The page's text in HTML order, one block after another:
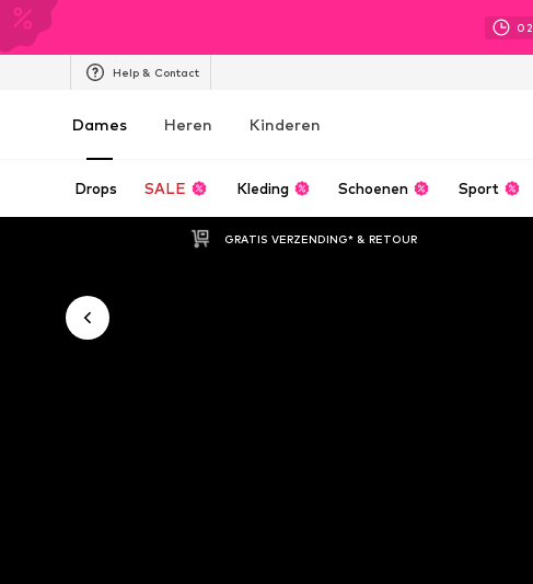
02
Help & Contact
Dames Heren Kinderen
Drops SALE Kleding Schoenen Sport
GRATIS VERZENDING* & RETOUR